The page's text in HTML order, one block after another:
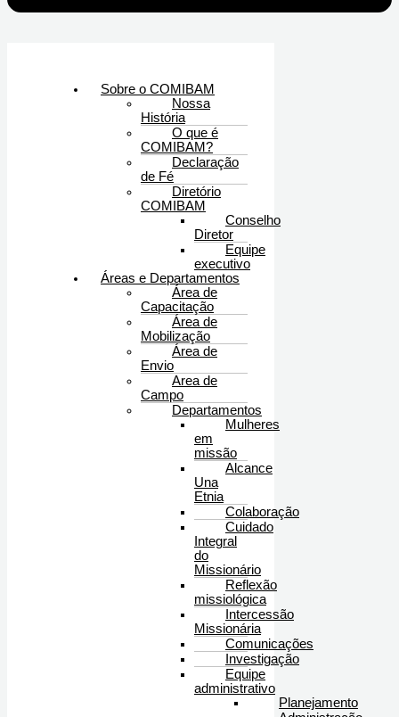
Sobre o COMIBAM
Nossa
História
O que é
COMIBAM?
Declaração
de Fé
Diretório
COMIBAM
Conselho
Diretor
Equipe
executivo
Áreas e Departamentos
Área de
Capacitação
Área de
Mobilização
Área de
Envio
Area de
Campo
Departamentos
Mulheres
em
missão
Alcance
Una
Etnia
Colaboração
Cuidado
Integral
do
Missionário
Reflexão
missiológica
Intercessão
Missionária
Comunicações
Investigação
Equipe
administrativo
Planejamento